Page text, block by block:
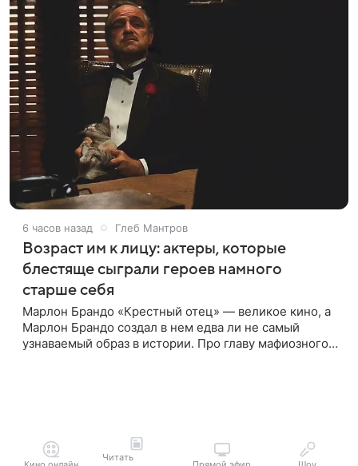
6 часов назад Глеб Мантров
Возраст им к лицу: актеры, которые
блестяще сыграли героев намного
старше себя
Марлон Брандо «Крестный отец» — великое кино, а
Марлон Брандо создал в нем едва ли не самый
узнаваемый образ в истории. Про главу мафиозного
Читать